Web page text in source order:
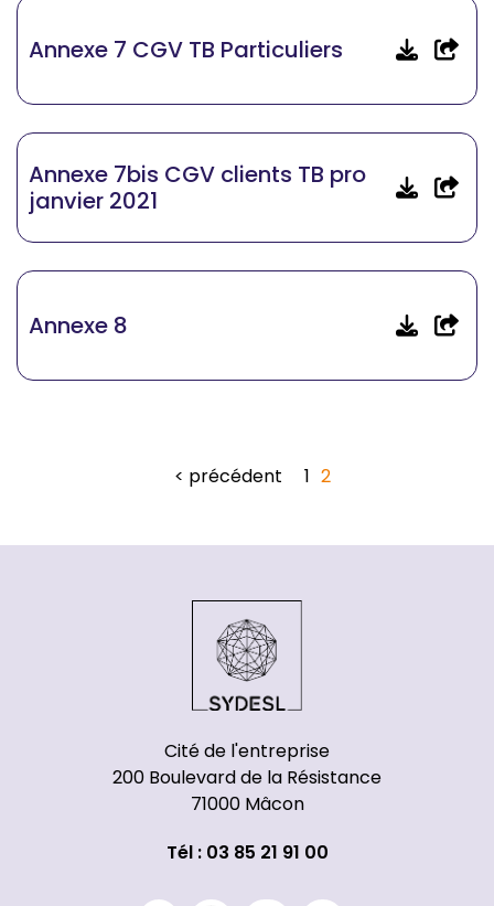
Annexe 7 CGV TB Particuliers
Annexe 7bis CGV clients TB pro
janvier 2021
Annexe 8
< précédent 1 2
Cité de l'entreprise
200 Boulevard de la Résistance
71000 Mâcon
Tél : 03 85 21 91 00